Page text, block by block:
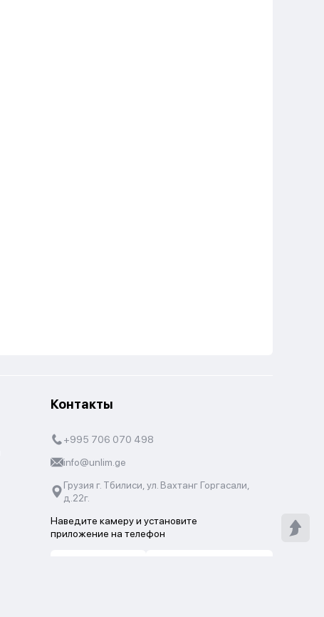
Контакты
+995 706 070 498
info@unlim.ge
Грузия г. Тбилиси, ул. Вахтанг Горгасали,
д.22г.
Наведите камеру и установите
приложение на телефон